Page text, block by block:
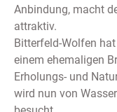
Anbindung, macht
attraktiv.
Bitterfeld-Wolfen
einem ehemaligen
Erholungs- und
wird nun von